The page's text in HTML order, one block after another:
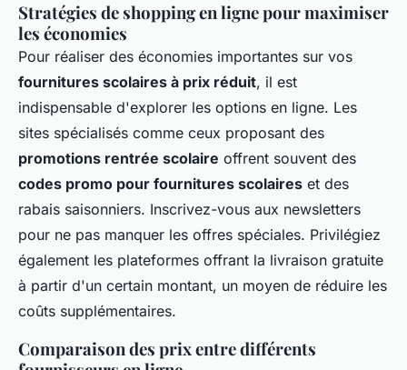
Stratégies de shopping en ligne pour maximiser
les économies
Pour réaliser des économies importantes sur vos
fournitures scolaires à prix réduit, il est
indispensable d'explorer les options en ligne. Les
sites spécialisés comme ceux proposant des
promotions rentrée scolaire offrent souvent des
codes promo pour fournitures scolaires et des
rabais saisonniers. Inscrivez-vous aux newsletters
pour ne pas manquer les offres spéciales. Privilégiez
également les plateformes offrant la livraison gratuite
à partir d'un certain montant, un moyen de réduire les
coûts supplémentaires.
Comparaison des prix entre différents